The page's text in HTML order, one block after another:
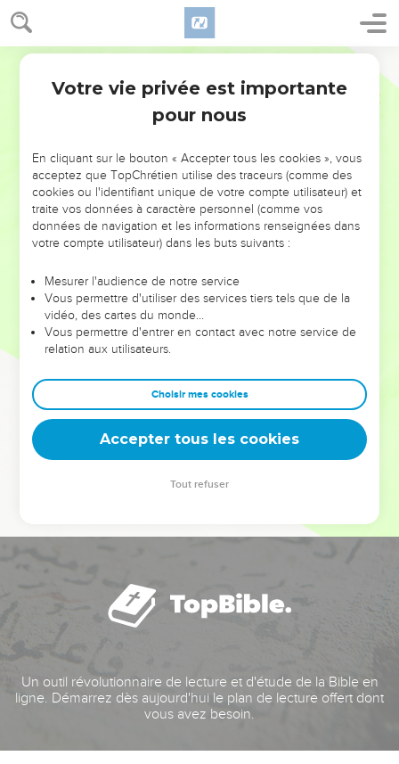
NE MANQUEZ PAS L’ÉVÉNEMENT
DE L’ANNÉE !
ET SI LEURS ERREURS POUVAIENT VOUS ÉVITER LES
VOTRES ?
leur foi ou leur vision. Mais on voit moins les doutes, les erreurs
et les saisons difficiles qu'ils ont traversés, alors même que ce
sont elles qui les ont façonnés.
Dans cette conférence, leaders, entrepreneurs, et responsables
clés pour avancer avec plus de sagesse afin que leurs erreurs
deviennent vos tremplins. Que vous guidiez un ministère, une
équipe, un groupe ou une famille, leur expérience est faite
Un outil révolutionnaire de lecture et d'étude de la Bible en
ligne. Démarrez dès aujourd'hui le plan de lecture offert dont
vous avez besoin.
Votre vie privée est importante
pour nous
En cliquant sur le bouton « Accepter tous les cookies », vous
acceptez que TopChrétien utilise des traceurs (comme des
cookies ou l'identifiant unique de votre compte utilisateur) et
traite vos données à caractère personnel (comme vos
données de navigation et les informations renseignées dans
votre compte utilisateur) dans les buts suivants :
Mesurer l'audience de notre service
Vous permettre d'utiliser des services tiers tels que de la
vidéo, des cartes du monde…
Vous permettre d'entrer en contact avec notre service de
relation aux utilisateurs.
Choisir mes cookies
Accepter tous les cookies
Tout refuser